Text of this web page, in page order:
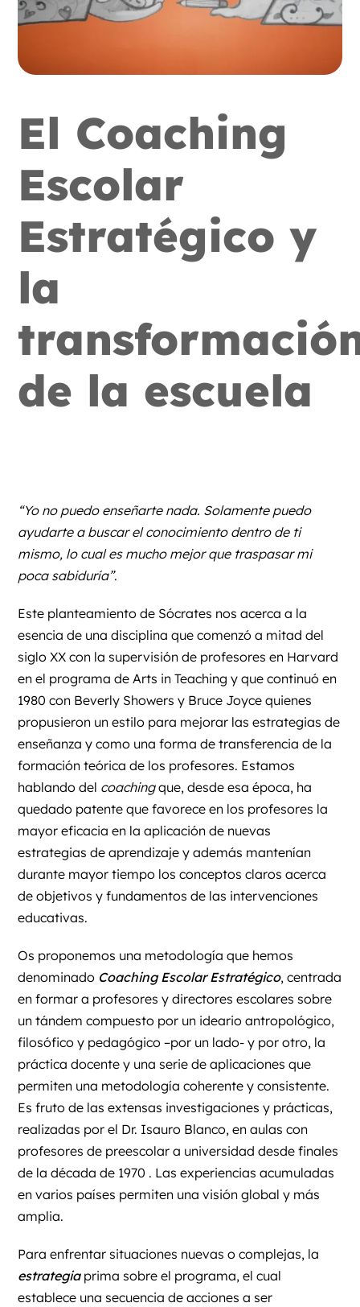
El Coaching
Escolar
Estratégico y
la
de la escuela
“Yo no puedo enseñarte nada. Solamente puedo
ayudarte a buscar el conocimiento dentro de ti
mismo, lo cual es mucho mejor que traspasar mi
poca sabiduría”.
Este planteamiento de Sócrates nos acerca a la
esencia de una disciplina que comenzó a mitad del
siglo XX con la supervisión de profesores en Harvard
en el programa de Arts in Teaching y que continuó en
1980 con Beverly Showers y Bruce Joyce quienes
propusieron un estilo para mejorar las estrategias de
enseñanza y como una forma de transferencia de la
formación teórica de los profesores. Estamos
hablando del coachingque, desde esa época, ha
quedado patente que favorece en los profesores la
mayor eficacia en la aplicación de nuevas
estrategias de aprendizaje y además mantenían
durante mayor tiempo los conceptos claros acerca
de objetivos y fundamentos de las intervenciones
educativas.
Os proponemos una metodología que hemos
denominado Coaching Escolar Estratégico, centrada
en formar a profesores y directores escolares sobre
un tándem compuesto por un ideario antropológico,
filosófico y pedagógico –por un lado- y por otro, la
práctica docente y una serie de aplicaciones que
permiten una metodología coherente y consistente.
Es fruto de las extensas investigaciones y prácticas,
realizadas por el Dr. Isauro Blanco, en aulas con
profesores de preescolar a universidad desde finales
de la década de 1970 . Las experiencias acumuladas
en varios países permiten una visión global y más
amplia.
Para enfrentar situaciones nuevas o complejas, la
estrategiaprima sobre el programa, el cual
establece una secuencia de acciones a ser